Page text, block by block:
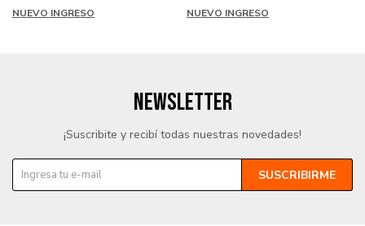
NUEVO INGRESO
NUEVO INGRESO
NEWSLETTER
¡Suscribite y recibí todas nuestras novedades!
SUSCRIBIRME